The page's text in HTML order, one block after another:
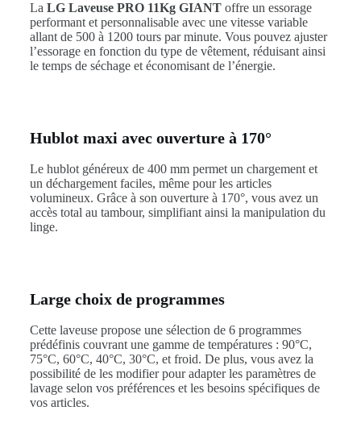
La LG Laveuse PRO 11Kg GIANToffre un essorage
performant et personnalisable avec une vitesse variable
allant de 500 à 1200 tours par minute. Vous pouvez ajuster
l’essorage en fonction du type de vêtement, réduisant ainsi
le temps de séchage et économisant de l’énergie.
Hublot maxi avec ouverture à 170°
Le hublot généreux de 400 mm permet un chargement et
un déchargement faciles, même pour les articles
volumineux. Grâce à son ouverture à 170°, vous avez un
accès total au tambour, simplifiant ainsi la manipulation du
linge.
Large choix de programmes
Cette laveuse propose une sélection de 6 programmes
prédéfinis couvrant une gamme de températures : 90°C,
75°C, 60°C, 40°C, 30°C, et froid. De plus, vous avez la
possibilité de les modifier pour adapter les paramètres de
lavage selon vos préférences et les besoins spécifiques de
vos articles.